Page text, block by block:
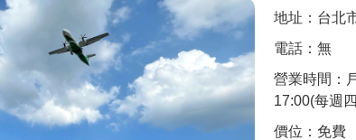
地址：台北
電話：無 ‎
營業時間：
17:00(每週
價位：免費